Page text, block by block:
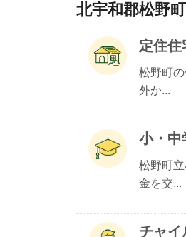
北宇和郡松野
定住住
松野町
外か...
小・中
松野町
金を交...
チャイ